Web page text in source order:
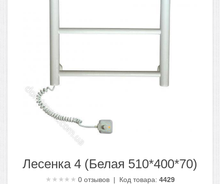
Лесенка 4 (Белая 510*400*70)
0отзывов | Код товара: 4429